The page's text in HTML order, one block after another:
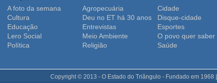
A foto da semana Agropecuária
Cidade
Cultura
Deu no ET há 30 anos
Disque-cidade
Educação
Entrevistas
Esportes
Lero Social
Meio Ambiente
O povo quer saber
Polí­tica
Religião Saúde
Copyright © 2013 - O Estado do Triângulo - Fundado em